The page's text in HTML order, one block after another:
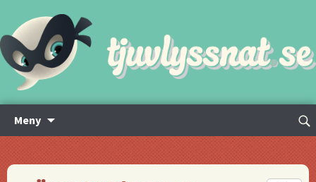
Meny
innehåll
Sök